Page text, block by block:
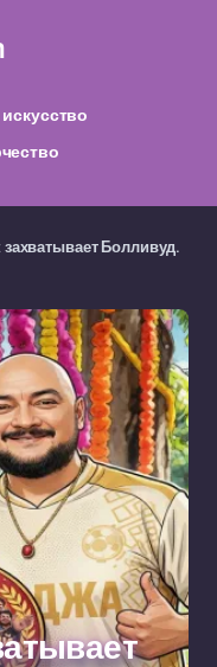
искусство
Болливуд.